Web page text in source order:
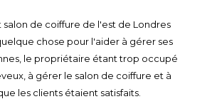
salon de coiffure de l'est de Londres
chose pour l'aider à gérer ses
le propriétaire étant trop occupé
à gérer le salon de coiffure et à
les clients étaient satisfaits.